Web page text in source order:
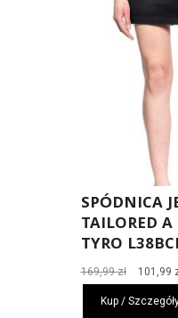
SPÓDNICA
TAILORED
TYRO
169,99zł
cena
101,99
Kup /